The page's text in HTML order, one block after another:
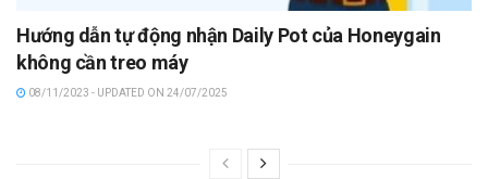
Hướng dẫn tự động nhận Daily Pot của Honeygain
không cần treo máy
08/11/2023 - UPDATED ON 24/07/2025